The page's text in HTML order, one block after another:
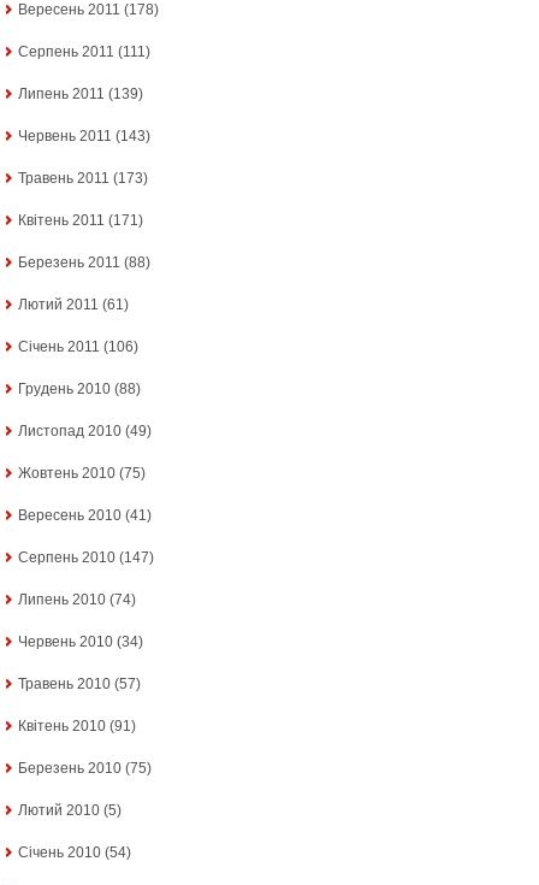
Вересень 2011 (178)
Серпень 2011 (111)
Липень 2011 (139)
Червень 2011 (143)
Травень 2011 (173)
Квітень 2011 (171)
Березень 2011 (88)
Лютий 2011 (61)
Січень 2011 (106)
Грудень 2010 (88)
Листопад 2010 (49)
Жовтень 2010 (75)
Вересень 2010 (41)
Серпень 2010 (147)
Липень 2010 (74)
Червень 2010 (34)
Травень 2010 (57)
Квітень 2010 (91)
Березень 2010 (75)
Лютий 2010 (5)
Січень 2010 (54)